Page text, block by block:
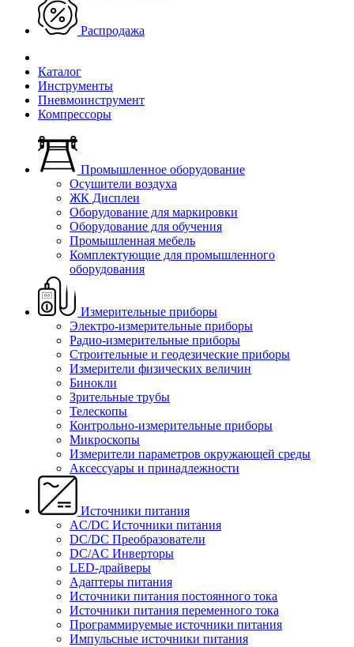
Распродажа
Каталог
Инструменты
Пневмоинструмент
Компрессоры
Промышленное оборудование
Осушители воздуха
ЖК Дисплеи
Оборудование для маркировки
Оборудование для обучения
Промышленная мебель
Комплектующие для промышленного
оборудования
Измерительные приборы
Электро-измерительные приборы
Радио-измерительные приборы
Строительные и геодезические приборы
Измерители физических величин
Бинокли
Зрительные трубы
Телескопы
Контрольно-измерительные приборы
Микроскопы
Измерители параметров окружающей среды
Аксессуары и принадлежности
Источники питания
AC/DC Источники питания
DC/DC Преобразователи
DC/AC Инверторы
LED-драйверы
Адаптеры питания
Источники питания постоянного тока
Источники питания переменного тока
Программируемые источники питания
Импульсные источники питания